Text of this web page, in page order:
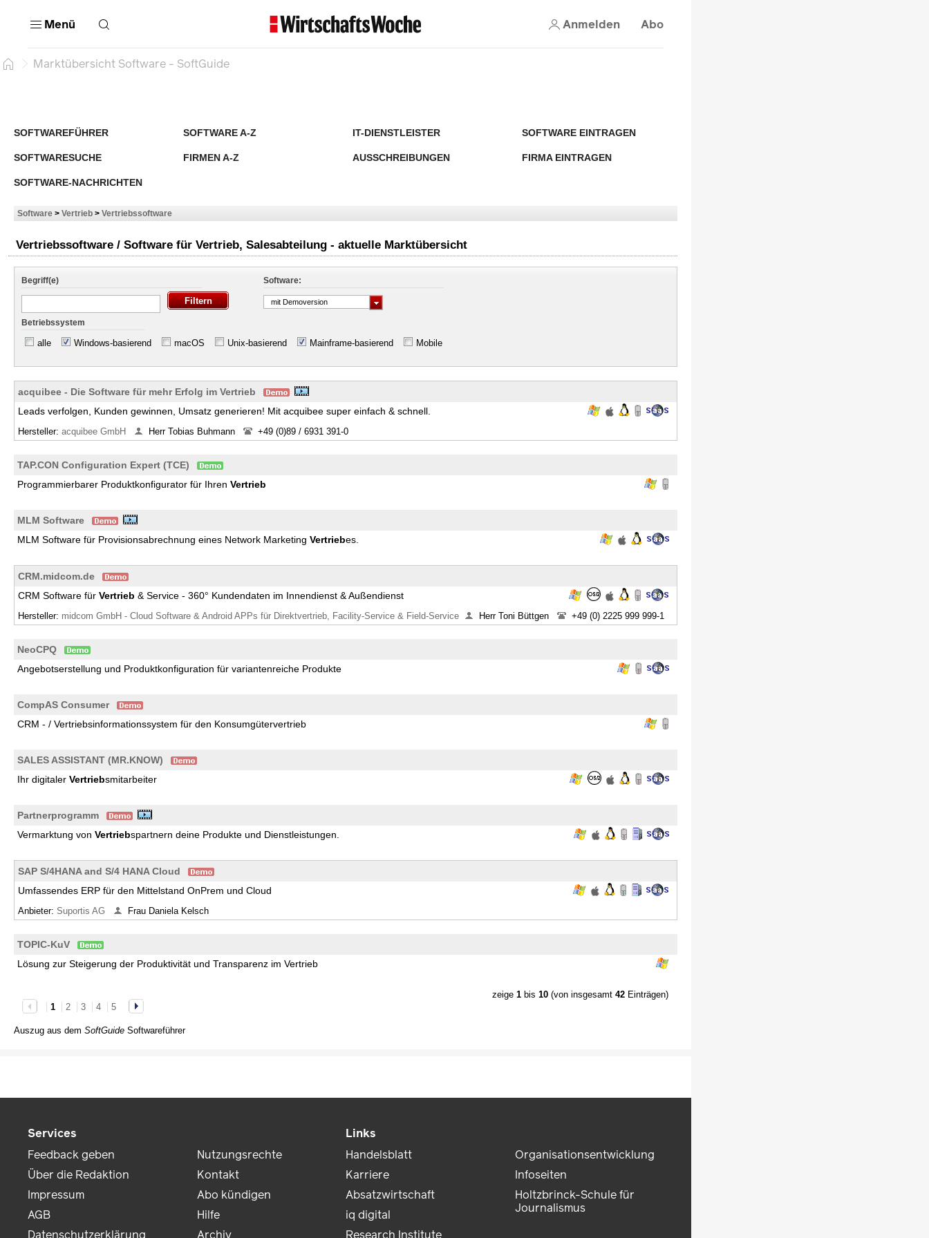
Menü Anmelden Abo
Marktübersicht Software - SoftGuide
SOFTWAREFÜHRER SOFTWARE A-Z IT-DIENSTLEISTER SOFTWARE EINTRAGEN
SOFTWARESUCHE FIRMEN A-Z AUSSCHREIBUNGEN FIRMA EINTRAGEN
SOFTWARE-NACHRICHTEN
Software > Vertrieb > Vertriebssoftware
Vertriebssoftware / Software für Vertrieb, Salesabteilung - aktuelle Marktübersicht
Begriff(e) Software:
mit Demoversion
Betriebssystem
alle Windows-basierend macOS Unix-basierend Mainframe-basierend Mobile
acquibee - Die Software für mehr Erfolg im Vertrieb
Leads verfolgen, Kunden gewinnen, Umsatz generieren! Mit acquibee super einfach & schnell.
Hersteller: acquibee GmbH Herr Tobias Buhmann +49 (0)89 / 6931 391-0
TAP.CON Configuration Expert (TCE)
Programmierbarer Produktkonfigurator für Ihren Vertrieb
MLM Software
MLM Software für Provisionsabrechnung eines Network Marketing Vertriebes.
CRM.midcom.de
CRM Software für Vertrieb & Service - 360° Kundendaten im Innendienst & Außendienst
Hersteller: midcom GmbH - Cloud Software & Android APPs für Direktvertrieb, Facility-Service & Field-Service Herr Toni Büttgen +49 (0) 2225 999 999-1
NeoCPQ
Angebotserstellung und Produktkonfiguration für variantenreiche Produkte
CompAS Consumer
CRM - / Vertriebsinformationssystem für den Konsumgütervertrieb
SALES ASSISTANT (MR.KNOW)
Ihr digitaler Vertriebsmitarbeiter
Partnerprogramm
Vermarktung von Vertriebspartnern deine Produkte und Dienstleistungen.
SAP S/4HANA and S/4 HANA Cloud
Umfassendes ERP für den Mittelstand OnPrem und Cloud
Anbieter: Suportis AG Frau Daniela Kelsch
TOPIC-KuV
Lösung zur Steigerung der Produktivität und Transparenz im Vertrieb
zeige 1bis 10(von insgesamt 42Einträgen)
1
2 3 4 5
Auszug aus dem SoftGuide Softwareführer
Services
Feedback geben
Über die Redaktion
Impressum
AGB
Nutzungsrechte
Kontakt
Abo kündigen
Hilfe
Links
Handelsblatt
Karriere
Absatzwirtschaft
iq digital
Organisationsentwicklung
Infoseiten
Holtzbrinck-Schule für
Journalismus